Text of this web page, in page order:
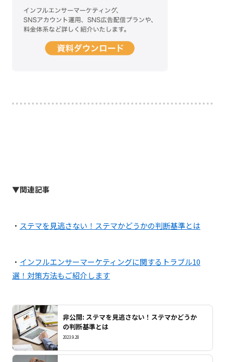
▼関連記事
・ ステマを見逃さない！ステマかどうかの判断基準とは
・ インフルエンサーマーケティングに関するトラブル10
選！対策方法もご紹介します
非公開: ステマを見逃さない！ステマかどうか
の判断基準とは
2023.9.28